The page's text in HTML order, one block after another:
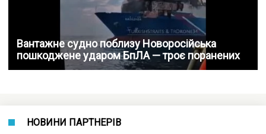
Вантажне судно поблизу Новоросійська
пошкоджене ударом БпЛА — троє поранених
НОВИНИ ПАРТНЕРІВ